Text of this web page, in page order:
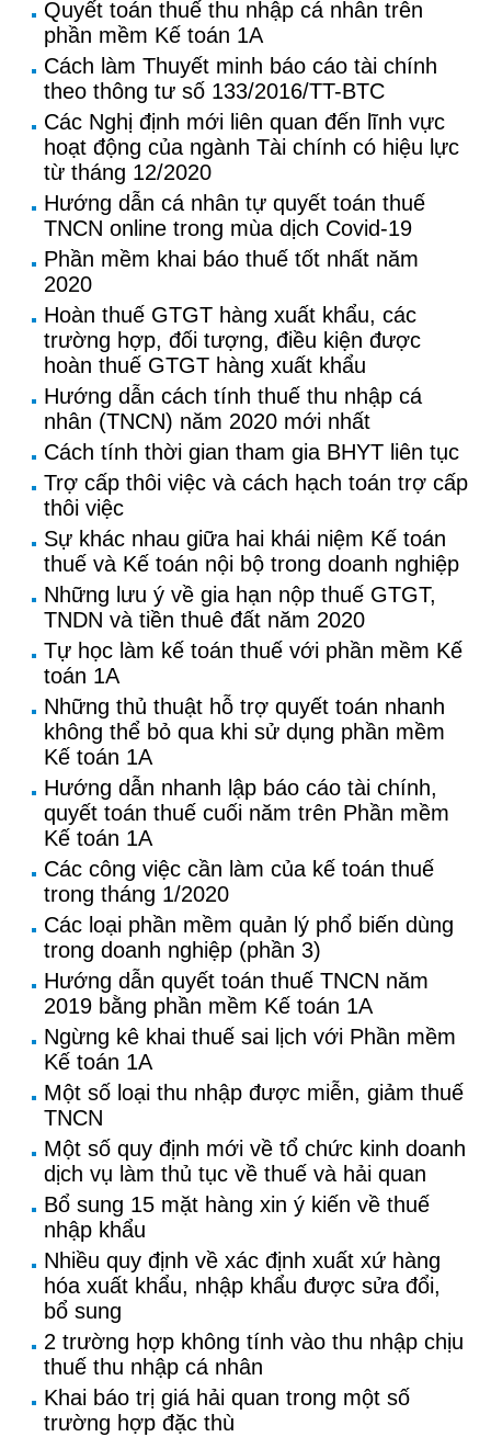
Quyết toán thuế thu nhập cá nhân trên
phần mềm Kế toán 1A
Cách làm Thuyết minh báo cáo tài chính
theo thông tư số 133/2016/TT-BTC
Các Nghị định mới liên quan đến lĩnh vực
hoạt động của ngành Tài chính có hiệu lực
từ tháng 12/2020
Hướng dẫn cá nhân tự quyết toán thuế
TNCN online trong mùa dịch Covid-19
Phần mềm khai báo thuế tốt nhất năm
2020
Hoàn thuế GTGT hàng xuất khẩu, các
trường hợp, đối tượng, điều kiện được
hoàn thuế GTGT hàng xuất khẩu
Hướng dẫn cách tính thuế thu nhập cá
nhân (TNCN) năm 2020 mới nhất
Cách tính thời gian tham gia BHYT liên tục
Trợ cấp thôi việc và cách hạch toán trợ cấp
thôi việc
Sự khác nhau giữa hai khái niệm Kế toán
thuế và Kế toán nội bộ trong doanh nghiệp
Những lưu ý về gia hạn nộp thuế GTGT,
TNDN và tiền thuê đất năm 2020
Tự học làm kế toán thuế với phần mềm Kế
toán 1A
Những thủ thuật hỗ trợ quyết toán nhanh
không thể bỏ qua khi sử dụng phần mềm
Kế toán 1A
Hướng dẫn nhanh lập báo cáo tài chính,
quyết toán thuế cuối năm trên Phần mềm
Kế toán 1A
Các công việc cần làm của kế toán thuế
trong tháng 1/2020
Các loại phần mềm quản lý phổ biến dùng
trong doanh nghiệp (phần 3)
Hướng dẫn quyết toán thuế TNCN năm
2019 bằng phần mềm Kế toán 1A
Ngừng kê khai thuế sai lịch với Phần mềm
Kế toán 1A
Một số loại thu nhập được miễn, giảm thuế
TNCN
Một số quy định mới về tổ chức kinh doanh
dịch vụ làm thủ tục về thuế và hải quan
Bổ sung 15 mặt hàng xin ý kiến về thuế
nhập khẩu
Nhiều quy định về xác định xuất xứ hàng
hóa xuất khẩu, nhập khẩu được sửa đổi,
bổ sung
2 trường hợp không tính vào thu nhập chịu
thuế thu nhập cá nhân
Khai báo trị giá hải quan trong một số
trường hợp đặc thù